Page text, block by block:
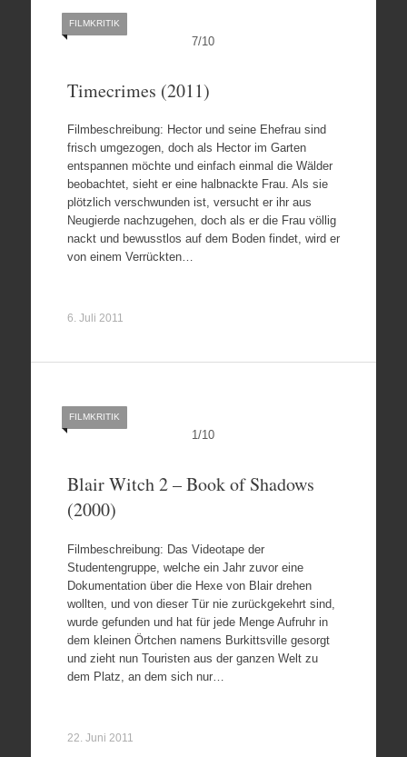
7/10
FILMKRITIK
Timecrimes (2011)
Filmbeschreibung: Hector und seine Ehefrau sind
frisch umgezogen, doch als Hector im Garten
entspannen möchte und einfach einmal die Wälder
beobachtet, sieht er eine halbnackte Frau. Als sie
plötzlich verschwunden ist, versucht er ihr aus
Neugierde nachzugehen, doch als er die Frau völlig
nackt und bewusstlos auf dem Boden findet, wird er
von einem Verrückten…
6. Juli 2011
1/10
FILMKRITIK
Blair Witch 2 – Book of Shadows
(2000)
Filmbeschreibung: Das Videotape der
Studentengruppe, welche ein Jahr zuvor eine
Dokumentation über die Hexe von Blair drehen
wollten, und von dieser Tür nie zurückgekehrt sind,
wurde gefunden und hat für jede Menge Aufruhr in
dem kleinen Örtchen namens Burkittsville gesorgt
und zieht nun Touristen aus der ganzen Welt zu
dem Platz, an dem sich nur…
22. Juni 2011